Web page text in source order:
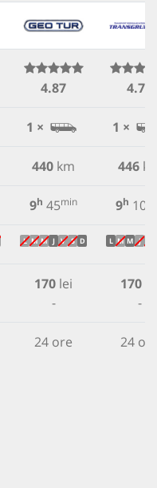
4.87 4.73
1 × 1 ×
440 km 446
9h 45min 9h 10
L M M J V S D L M M J
170 lei
-
170
-
24 ore 24